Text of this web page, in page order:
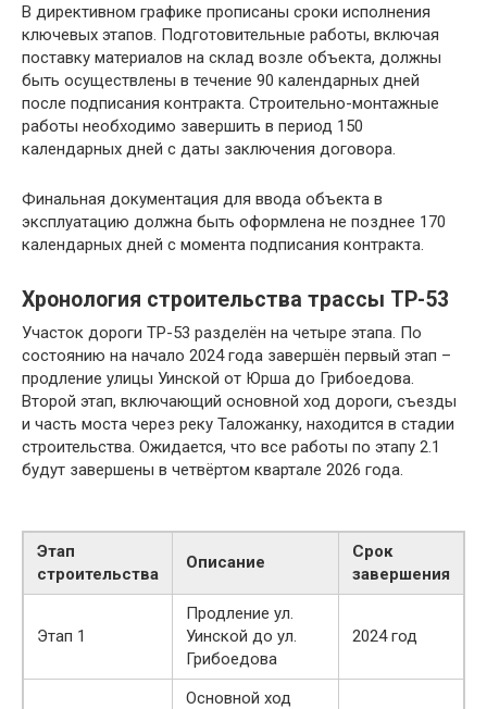
В директивном графике прописаны сроки исполнения
ключевых этапов. Подготовительные работы, включая
поставку материалов на склад возле объекта, должны
быть осуществлены в течение 90 календарных дней
после подписания контракта. Строительно-монтажные
работы необходимо завершить в период 150
календарных дней с даты заключения договора.
Финальная документация для ввода объекта в
эксплуатацию должна быть оформлена не позднее 170
календарных дней с момента подписания контракта.
Хронология строительства трассы ТР-53
Участок дороги ТР-53 разделён на четыре этапа. По
состоянию на начало 2024 года завершён первый этап –
продление улицы Уинской от Юрша до Грибоедова.
Второй этап, включающий основной ход дороги, съезды
и часть моста через реку Таложанку, находится в стадии
строительства. Ожидается, что все работы по этапу 2.1
будут завершены в четвёртом квартале 2026 года.
Этап
строительства
Описание
Срок
завершения
Этап 1
Продление ул.
Уинской до ул.
Грибоедова
2024 год
Основной ход